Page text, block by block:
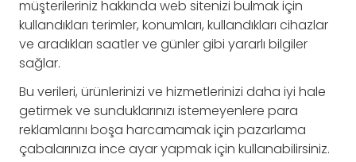
müşterileriniz hakkında web sitenizi bulmak için
kullandıkları terimler, konumları, kullandıkları cihazlar
ve aradıkları saatler ve günler gibi yararlı bilgiler
sağlar.
Bu verileri, ürünlerinizi ve hizmetlerinizi daha iyi hale
getirmek ve sunduklarınızı istemeyenlere para
reklamlarını boşa harcamamak için pazarlama
çabalarınıza ince ayar yapmak için kullanabilirsiniz.